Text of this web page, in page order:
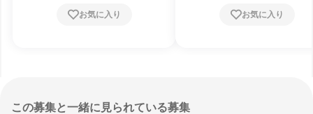
お気に入り お気に入り
この募集と一緒に見られている募集